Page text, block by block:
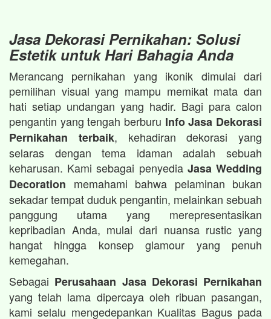
Jasa Dekorasi Pernikahan: Solusi
Estetik untuk Hari Bahagia Anda
Merancang pernikahan yang ikonik dimulai dari
pemilihan visual yang mampu memikat mata dan
hati setiap undangan yang hadir. Bagi para calon
pengantin yang tengah berburu Info Jasa Dekorasi
Pernikahan terbaik, kehadiran dekorasi yang
selaras dengan tema idaman adalah sebuah
keharusan. Kami sebagai penyedia Jasa Wedding
Decoration memahami bahwa pelaminan bukan
sekadar tempat duduk pengantin, melainkan sebuah
panggung utama yang merepresentasikan
kepribadian Anda, mulai dari nuansa rustic yang
hangat hingga konsep glamour yang penuh
kemegahan.
Sebagai Perusahaan Jasa Dekorasi Pernikahan
yang telah lama dipercaya oleh ribuan pasangan,
kami selalu mengedepankan Kualitas Bagus pada